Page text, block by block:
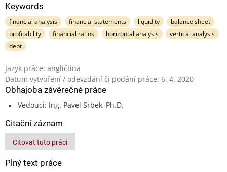
Keywords
financial analysis financial statements liquidity
balance sheet
profitability
financial ratios horizontal analysis
vertical analysis
debt
Jazyk práce: angličtina
Datum vytvoření / odevzdání či podání práce: 6. 4. 2020
Obhajoba závěrečné práce
Vedoucí: Ing. Pavel Srbek, Ph.D.
Citační záznam
Citovat tuto práci
Plný text práce